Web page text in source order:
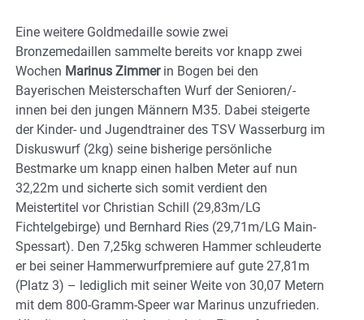
Eine weitere Goldmedaille sowie zwei
Bronzemedaillen sammelte bereits vor knapp zwei
Wochen Marinus Zimmerin Bogen bei den
Bayerischen Meisterschaften Wurf der Senioren/-
innen bei den jungen Männern M35. Dabei steigerte
der Kinder- und Jugendtrainer des TSV Wasserburg im
Diskuswurf (2kg) seine bisherige persönliche
Bestmarke um knapp einen halben Meter auf nun
32,22m und sicherte sich somit verdient den
Meistertitel vor Christian Schill (29,83m/LG
Fichtelgebirge) und Bernhard Ries (29,71m/LG Main-
Spessart). Den 7,25kg schweren Hammer schleuderte
er bei seiner Hammerwurfpremiere auf gute 27,81m
(Platz 3) – lediglich mit seiner Weite von 30,07 Metern
mit dem 800-Gramm-Speer war Marinus unzufrieden.